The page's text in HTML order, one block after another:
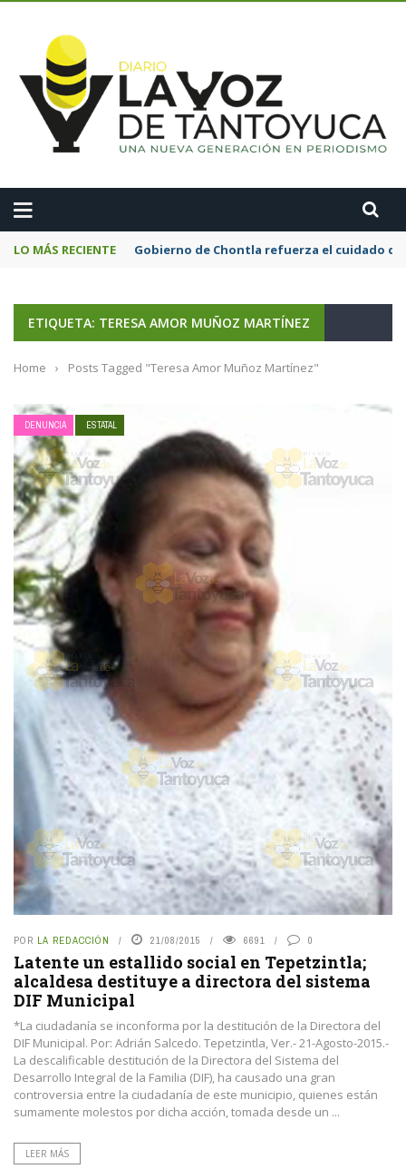
LO MÁS RECIENTE Gobierno de Chontla refuerza el cuidado
ETIQUETA: TERESA AMOR MUÑOZ MARTÍNEZ
Home › Posts Tagged "Teresa Amor Muñoz Martínez"
DENUNCIA ESTATAL
POR LA REDACCIÓN 21/08/2015 6691 0
Latente un estallido social en Tepetzintla;
alcaldesa destituye a directora del sistema
DIF Municipal
*La ciudadanía se inconforma por la destitución de la Directora del
DIF Municipal. Por: Adrián Salcedo. Tepetzintla, Ver.- 21-Agosto-2015.-
La descalificable destitución de la Directora del Sistema del
Desarrollo Integral de la Familia (DIF), ha causado una gran
controversia entre la ciudadanía de este municipio, quienes están
sumamente molestos por dicha acción, tomada desde un ...
LEER MÁS